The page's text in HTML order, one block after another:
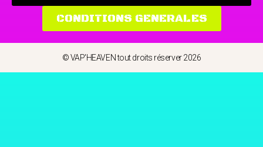
CONDITIONS GENERALES
© VAP'HEAVEN tout droits réserver 2026